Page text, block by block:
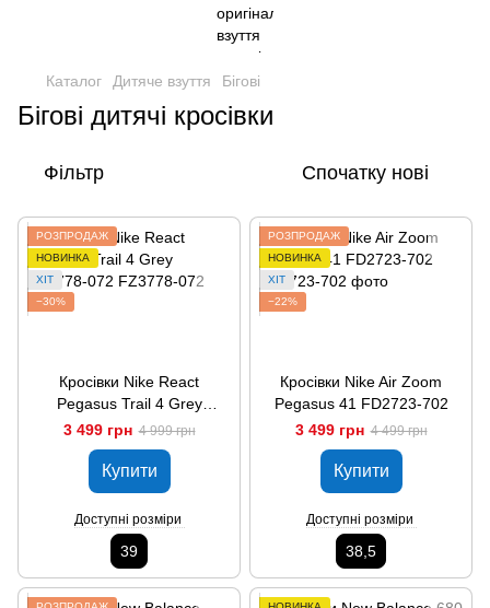
Каталог Дитяче взуття Бігові
Бігові дитячі кросівки
Фільтр Спочатку нові
РОЗПРОДАЖ
НОВИНКА
ХІТ
−30%
Кросівки Nike React
Pegasus Trail 4 Grey
FZ3778-072
3 499 грн 4 999 грн
Купити
Доступні розміри
39
РОЗПРОДАЖ
НОВИНКА
ХІТ
−22%
Кросівки Nike Air Zoom
Pegasus 41 FD2723-702
3 499 грн 4 499 грн
Купити
Доступні розміри
38,5